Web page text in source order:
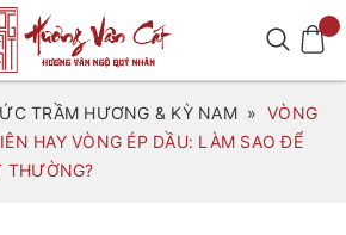
TRẦM HƯƠNG & KỲ NAM » VÒNG
HAY VÒNG ÉP DẦU: LÀM SAO ĐỂ
THƯỜNG?